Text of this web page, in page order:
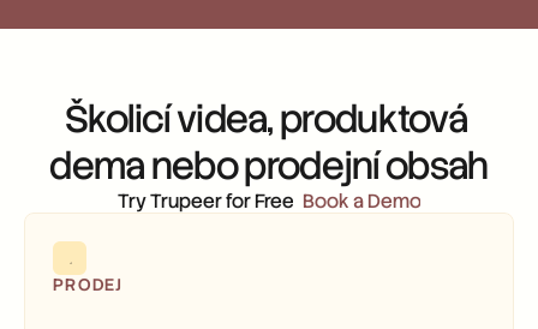
Školicí videa, produktová
dema nebo prodejní obsah
Try Trupeer for Free Book a Demo
PRODEJ